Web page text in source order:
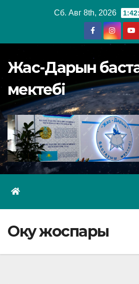
Сб. Авг 8th, 2026
Жас-Дарын
мектебі
Оку жоспары